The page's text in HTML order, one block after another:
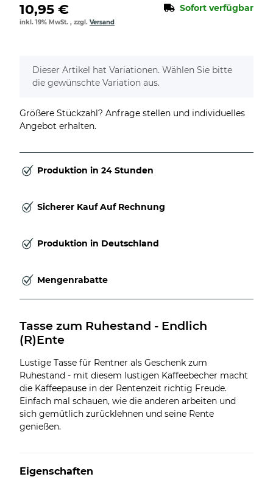
10,95 € Sofort verfügbar
inkl. 19% MwSt. , zzgl. Versand
x
Dieser Artikel hat Variationen. Wählen Sie bitte
die gewünschte Variation aus.
Größere Stückzahl? Anfrage stellen und individuelles
Angebot erhalten.
Produktion in 24 Stunden
Sicherer Kauf Auf Rechnung
Produktion in Deutschland
Mengenrabatte
Tasse zum Ruhestand - Endlich
(R)Ente
Lustige Tasse für Rentner als Geschenk zum
Ruhestand - mit diesem lustigen Kaffeebecher macht
die Kaffeepause in der Rentenzeit richtig Freude.
Einfach mal schauen, wie die anderen arbeiten und
sich gemütlich zurücklehnen und seine Rente
genießen.
Eigenschaften